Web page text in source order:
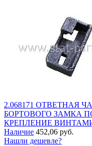
2.068171 ОТВЕТНАЯ
БОРТОВОГО ЗАМКА
КРЕПЛЕНИЕ
Наличие 452,06 руб.
Нашли дешевле?